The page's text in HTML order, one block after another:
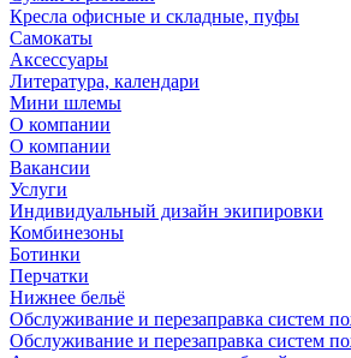
Кресла офисные и складные, пуфы
Самокаты
Аксессуары
Литература, календари
Мини шлемы
О компании
О компании
Вакансии
Услуги
Индивидуальный дизайн экипировки
Комбинезоны
Ботинки
Перчатки
Нижнее бельё
Обслуживание и перезаправка систем
Обслуживание и перезаправка систем